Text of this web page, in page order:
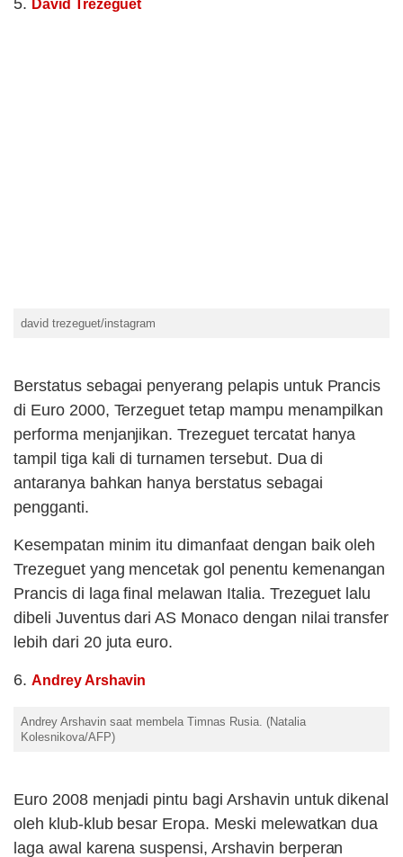
5. David Trezeguet
david trezeguet/instagram
Berstatus sebagai penyerang pelapis untuk Prancis
di Euro 2000, Terzeguet tetap mampu menampilkan
performa menjanjikan. Trezeguet tercatat hanya
tampil tiga kali di turnamen tersebut. Dua di
antaranya bahkan hanya berstatus sebagai
pengganti.
Kesempatan minim itu dimanfaat dengan baik oleh
Trezeguet yang mencetak gol penentu kemenangan
Prancis di laga final melawan Italia. Trezeguet lalu
dibeli Juventus dari AS Monaco dengan nilai transfer
lebih dari 20 juta euro.
6. Andrey Arshavin
Andrey Arshavin saat membela Timnas Rusia. (Natalia
Kolesnikova/AFP)
Euro 2008 menjadi pintu bagi Arshavin untuk dikenal
oleh klub-klub besar Eropa. Meski melewatkan dua
laga awal karena suspensi, Arshavin berperan